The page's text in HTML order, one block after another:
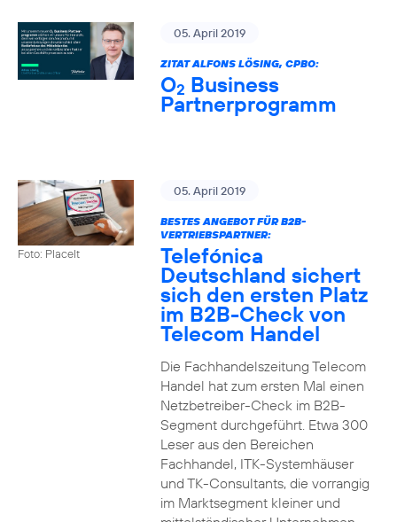
05. April 2019
ZITAT ALFONS LÖSING, CPBO:
O2 Business
Partnerprogramm
Foto: PlaceIt
05. April 2019
BESTES ANGEBOT FÜR B2B-
VERTRIEBSPARTNER:
Telefónica
Deutschland sichert
sich den ersten Platz
im B2B-Check von
Telecom Handel
Die Fachhandelszeitung Telecom
Handel hat zum ersten Mal einen
Netzbetreiber-Check im B2B-
Segment durchgeführt. Etwa 300
Leser aus den Bereichen
Fachhandel, ITK-Systemhäuser
und TK-Consultants, die vorrangig
im Marktsegment kleiner und